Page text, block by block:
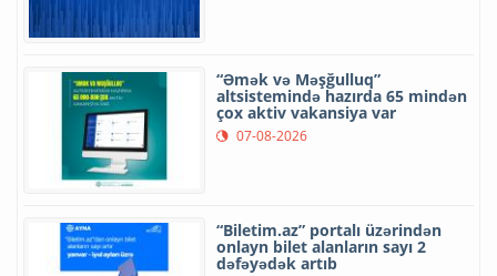
“Əmək və Məşğulluq”
altsistemində hazırda 65 mindən
çox aktiv vakansiya var
07-08-2026
“Biletim.az” portalı üzərindən
onlayn bilet alanların sayı 2
dəfəyədək artıb